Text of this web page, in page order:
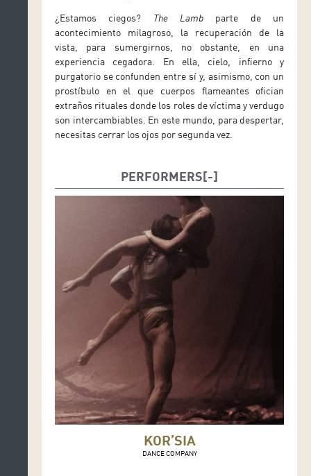
¿Estamos ciegos? The Lamb parte de un
acontecimiento milagroso, la recuperación de la
vista, para sumergirnos, no obstante, en una
experiencia cegadora. En ella, cielo, infierno y
purgatorio se confunden entre sí y, asimismo, con un
prostíbulo en el que cuerpos flameantes ofician
extraños rituales donde los roles de víctima y verdugo
son intercambiables. En este mundo, para despertar,
necesitas cerrar los ojos por segunda vez.
PERFORMERS
KOR’SIA
DANCE COMPANY